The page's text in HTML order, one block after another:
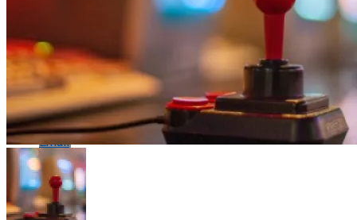
Whatsapp
Whatsapp
Email